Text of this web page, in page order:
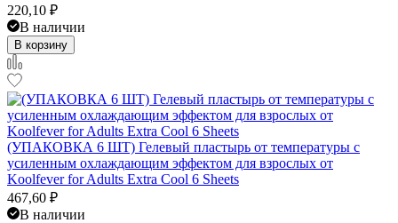
220,10 ₽
В наличии
В корзину
(УПАКОВКА 6 ШТ) Гелевый пластырь от температуры с
усиленным охлаждающим эффектом для взрослых от
Koolfever for Adults Extra Cool 6 Sheets
467,60 ₽
В наличии